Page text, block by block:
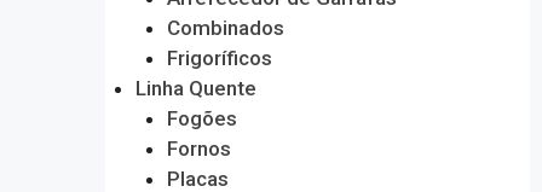
Combinados
Frigoríficos
Linha Quente
Fogões
Fornos
Placas